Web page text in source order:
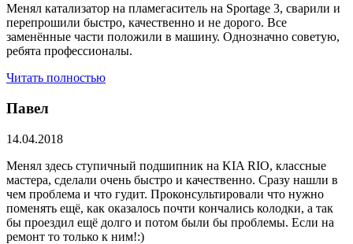
Менял катализатор на пламегаситель на Sportage 3, сварили и
перепрошили быстро, качественно и не дорого. Все
заменённые части положили в машину. Однозначно советую,
ребята профессионалы.
Читать полностью
Павел
14.04.2018
Менял здесь ступичный подшипник на KIA RIO, классные
мастера, сделали очень быстро и качественно. Сразу нашли в
чем проблема и что гудит. Проконсультировали что нужно
поменять ещё, как оказалось почти кончались колодки, а так
бы проездил ещё долго и потом были бы проблемы. Если на
ремонт то только к ним!:)